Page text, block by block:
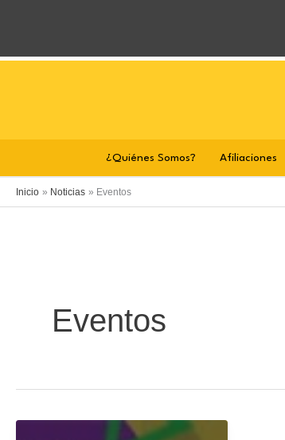
¿Quiénes Somos? Afiliaciones
Inicio Noticias Eventos
Eventos